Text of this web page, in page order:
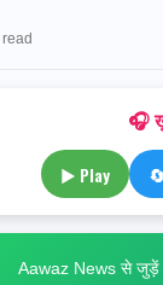
🎧
▶ Play
Aawaz News से जुड़ें